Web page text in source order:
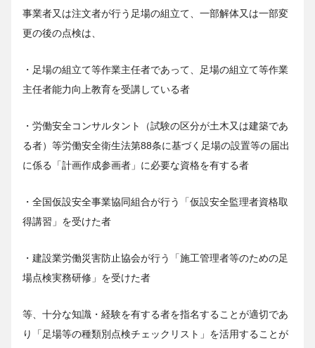
事業者又は注文者が行う足場の組立て、一部解体又は一部変
更の後の点検は、
・足場の組立て等作業主任者であって、足場の組立て等作業
主任者能力向上教育を受講している者
・労働安全コンサルタント（試験の区分が土木又は建築であ
る者）等労働安全衛生法第88条に基づく足場の設置等の届出
に係る「計画作成参画者」に必要な資格を有する者
・全国仮設安全事業協同組合が行う「仮設安全監理者資格取
得講習」を受けた者
・建設業労働災害防止協会が行う「施工管理者等のための足
場点検実務研修」を受けた者
等、十分な知識・経験を有する者を指名することが適切であ
り「足場等の種類別点検チェックリスト」を活用することが